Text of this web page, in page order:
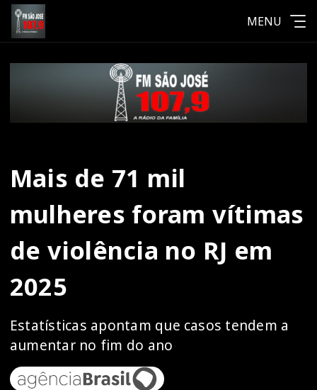
MENU
Mais de 71 mil
mulheres foram vítimas
de violência no RJ em
2025
Estatísticas apontam que casos tendem a
aumentar no fim do ano